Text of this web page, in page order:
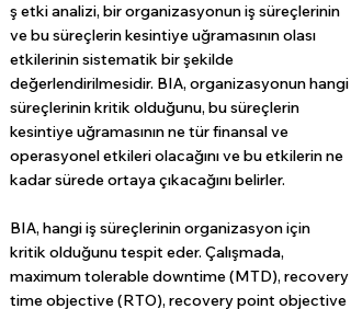
ş etki analizi, bir organizasyonun iş süreçlerinin
ve bu süreçlerin kesintiye uğramasının olası
etkilerinin sistematik bir şekilde
değerlendirilmesidir. BIA, organizasyonun hangi
süreçlerinin kritik olduğunu, bu süreçlerin
kesintiye uğramasının ne tür finansal ve
operasyonel etkileri olacağını ve bu etkilerin ne
kadar sürede ortaya çıkacağını belirler.
BIA, hangi iş süreçlerinin organizasyon için
kritik olduğunu tespit eder. Çalışmada,
maximum tolerable downtime (MTD), recovery
time objective (RTO), recovery point objective